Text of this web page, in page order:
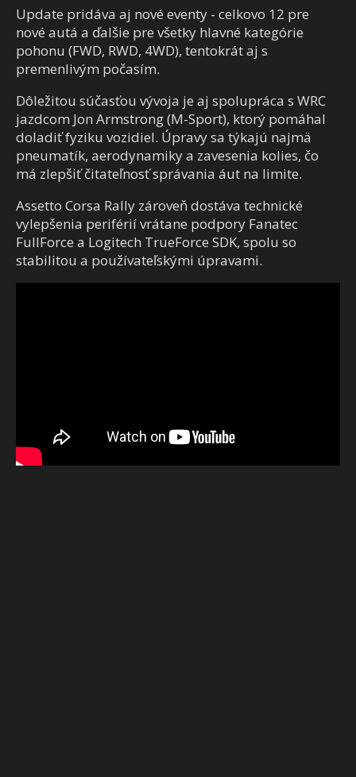
Update pridáva aj nové eventy - celkovo 12 pre
nové autá a ďalšie pre všetky hlavné kategórie
pohonu (FWD, RWD, 4WD), tentokrát aj s
premenlivým počasím.
Dôležitou súčasťou vývoja je aj spolupráca s WRC
jazdcom Jon Armstrong (M-Sport), ktorý pomáhal
doladiť fyziku vozidiel. Úpravy sa týkajú najmä
pneumatík, aerodynamiky a zavesenia kolies, čo
má zlepšiť čitateľnosť správania áut na limite.
Assetto Corsa Rally zároveň dostáva technické
vylepšenia periférií vrátane podpory Fanatec
FullForce a Logitech TrueForce SDK, spolu so
stabilitou a používateľskými úpravami.